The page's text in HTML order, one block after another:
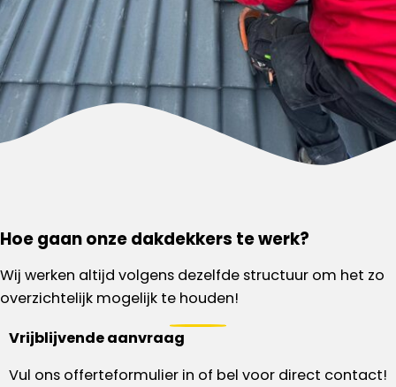
Hoe gaan onze dakdekkers te werk?
Wij werken altijd volgens dezelfde structuur om het zo
overzichtelijk mogelijk te houden!
Vrijblijvende aanvraag
Vul ons offerteformulier in of bel voor direct contact!